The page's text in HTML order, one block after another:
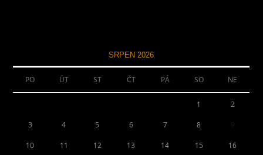
SRPEN 2026
PO ÚT ST ČT PÁ SO NE
1 2
3 4 5 6 7 8
10 11 12 13 14 15 16